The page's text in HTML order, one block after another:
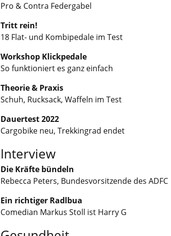
Pro & Contra Federgabel
Tritt rein!
18 Flat- und Kombipedale im Test
Workshop Klickpedale
So funktioniert es ganz einfach
Theorie & Praxis
Schuh, Rucksack, Waffeln im Test
Dauertest 2022
Cargobike neu, Trekkingrad endet
Interview
Die Kräfte bündeln
Rebecca Peters, Bundesvorsitzende des ADFC
Ein richtiger Radlbua
Comedian Markus Stoll ist Harry G